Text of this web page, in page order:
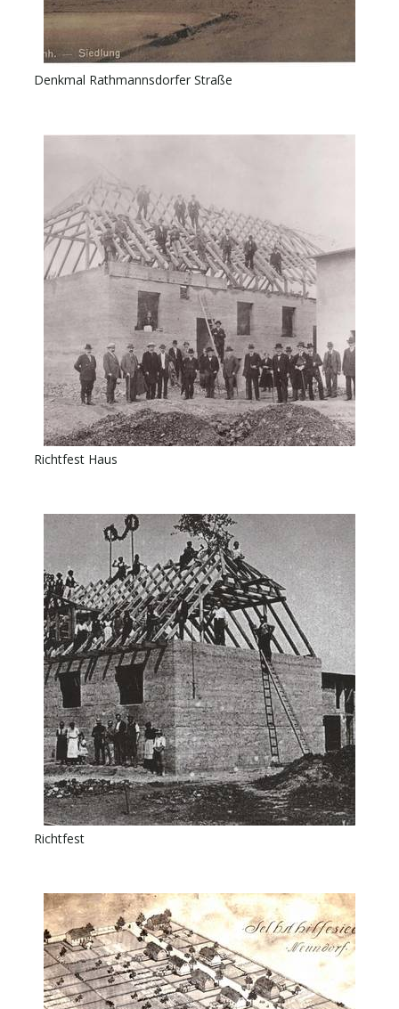
Denkmal Rathmannsdorfer Straße
Richtfest Haus
Richtfest